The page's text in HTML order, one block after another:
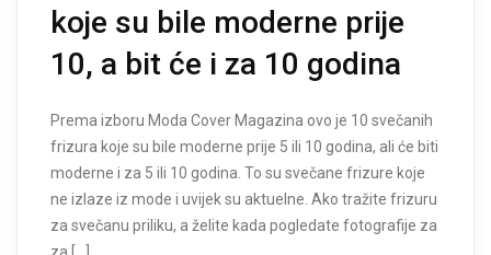
koje su bile moderne prije
10, a bit će i za 10 godina
Prema izboru Moda Cover Magazina ovo je 10 svečanih
frizura koje su bile moderne prije 5 ili 10 godina, ali će biti
moderne i za 5 ili 10 godina. To su svečane frizure koje
ne izlaze iz mode i uvijek su aktuelne. Ako tražite frizuru
za svečanu priliku, a želite kada pogledate fotografije za
za […]